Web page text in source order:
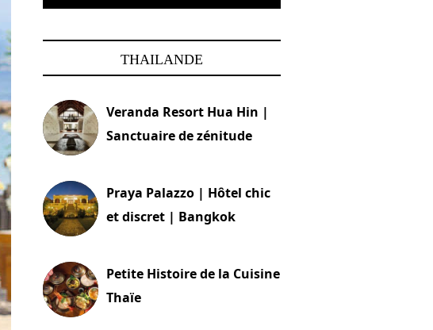
THAILANDE
Veranda Resort Hua Hin |
Sanctuaire de zénitude
Praya Palazzo | Hôtel chic
et discret | Bangkok
Petite Histoire de la Cuisine
Thaïe